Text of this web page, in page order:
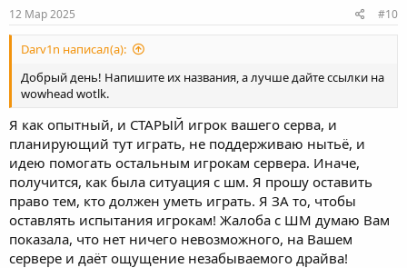
12 Мар 2025 #10
Darv1n написал(а):
Добрый день! Напишите их названия, а лучше дайте ссылки на
wowhead wotlk.
Я как опытный, и СТАРЫЙ игрок вашего серва, и
планирующий тут играть, не поддерживаю нытьё, и
идею помогать остальным игрокам сервера. Иначе,
получится, как была ситуация с шм. Я прошу оставить
право тем, кто должен уметь играть. Я ЗА то, чтобы
оставлять испытания игрокам! Жалоба с ШМ думаю Вам
показала, что нет ничего невозможного, на Вашем
сервере и даёт ощущение незабываемого драйва!